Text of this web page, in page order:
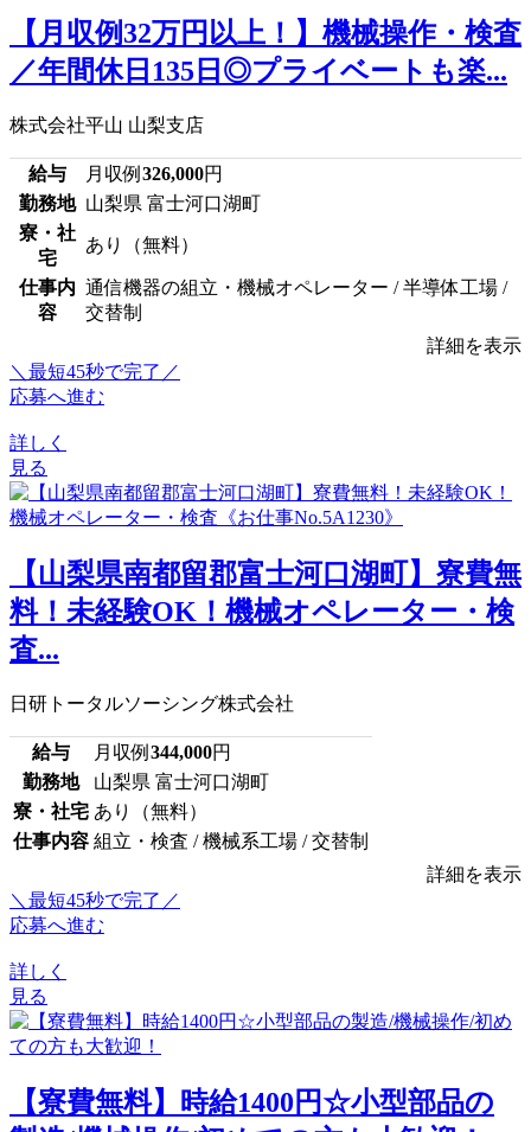
【月収例32万円以上！】機械操作・検査
／年間休日135日◎プライベートも楽...
株式会社平山 山梨支店
給与 月収例 326,000円
勤務地 山梨県 富士河口湖町
寮・社
宅
あり（無料）
仕事内
容
通信機器の組立・機械オペレーター / 半導体工場 /
交替制
詳細を表示
＼最短45秒で完了／
応募へ進む
詳しく
見る
【山梨県南都留郡富士河口湖町】寮費無
料！未経験OK！機械オペレーター・検
査...
日研トータルソーシング株式会社
給与 月収例 344,000円
勤務地
山梨県 富士河口湖町
寮・社宅 あり（無料）
仕事内容 組立・検査 / 機械系工場 / 交替制
詳細を表示
＼最短45秒で完了／
応募へ進む
詳しく
見る
【寮費無料】時給1400円☆小型部品の